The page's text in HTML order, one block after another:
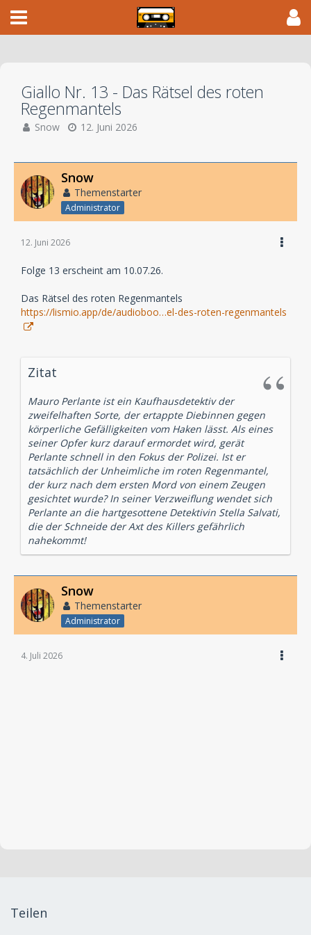
Giallo Nr. 13 - Das Rätsel des roten
Regenmantels
Snow 12. Juni 2026
Snow
Themenstarter
Administrator
12. Juni 2026
Folge 13 erscheint am 10.07.26.
Das Rätsel des roten Regenmantels
https://lismio.app/de/audioboo…el-des-roten-regenmantels
Zitat
Mauro Perlante ist ein Kaufhausdetektiv der
zweifelhaften Sorte, der ertappte Diebinnen gegen
körperliche Gefälligkeiten vom Haken lässt. Als eines
seiner Opfer kurz darauf ermordet wird, gerät
Perlante schnell in den Fokus der Polizei. Ist er
tatsächlich der Unheimliche im roten Regenmantel,
der kurz nach dem ersten Mord von einem Zeugen
gesichtet wurde? In seiner Verzweiflung wendet sich
Perlante an die hartgesottene Detektivin Stella Salvati,
die der Schneide der Axt des Killers gefährlich
nahekommt!
Snow
Themenstarter
Administrator
4. Juli 2026
Teilen